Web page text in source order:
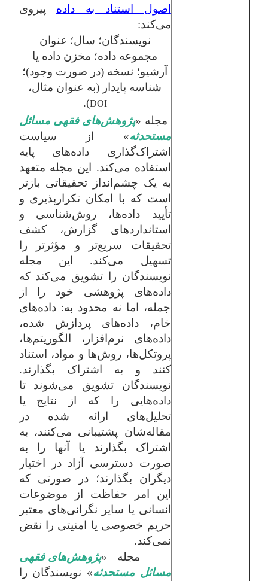
اصول استناد به داده پیروی
می‌کند:
نویسندگان؛ سال؛ عنوان
مجموعه داده؛ مخزن داده یا
آرشیو؛ نسخه (در صورت وجود)؛
شناسه پایدار (به عنوان مثال،
DOI
).
مجله «پژوهش‌های فقهی مسائل
مستحدثه» از سیاست
اشتراک‌گذاری داده‌های پایه
استفاده می‌کند. این مجله متعهد
به یک چشم‌انداز تحقیقاتی بازتر
است که با امکان تکرارپذیری و
تأیید داده‌ها، روش‌شناسی و
استانداردهای گزارش، کشف
تحقیقات سریع‌تر و مؤثرتر را
تسهیل می‌کند. این مجله
نویسندگان را تشویق می‌کند که
داده‌های پژوهشی خود را از
جمله، اما نه محدود به: داده‌های
خام، داده‌های پردازش شده،
داده‌های نرم‌افزار، الگوریتم‌ها،
پروتکل‌ها، روش‌ها و مواد، استناد
کنند و به اشتراک بگذارند.
نویسندگان تشویق می‌شوند تا
داده‌هایی را که از نتایج یا
تحلیل‌های ارائه شده در
مقاله‌شان پشتیبانی می‌کنند، به
اشتراک بگذارند یا آنها را به
صورت دسترسی آزاد در اختیار
دیگران بگذارند؛ در صورتی که
این امر حفاظت از موضوعات
انسانی یا سایر نگرانی‌های معتبر
حریم خصوصی یا امنیتی را نقض
نمی‌کند.
مجله «پژوهش‌های فقهی
مسائل مستحدثه» نویسندگان را